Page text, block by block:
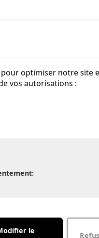
optimiser notre site
vos autorisations :
le